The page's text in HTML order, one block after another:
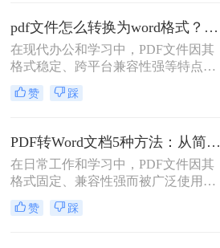
PDF转为Word文档时，最崩溃的瞬
间。一份精心排版的PDF报告，转换
后却变成需要“二次加工”的混乱文
档，不仅浪费时间，更可能引发关键
信息错漏的风险。那么pdf转word怎么
保留原排版呢？
pdf文件怎么转换为word格式？这3种转换方法可以尝试下！
在现代办公和学习中，PDF文件因其
格式稳定、跨平台兼容性强等特点而
被广泛使用。然而，当需要编辑PDF
文件中的内容时，将其转换为Word格
换为word格式呢？本文将介绍三种简
单实用的方法，帮助您轻松将PDF文
件转换为Word格式。
赞 踩
PDF转Word文档5种方法：从简单复制到专业软件的适用范围！
在日常工作和学习中，PDF文件因其
格式固定、兼容性强而被广泛使用。
然而，PDF的静态特性也带来了编辑
困难的问题。为了便于修改和协作，
赞 踩